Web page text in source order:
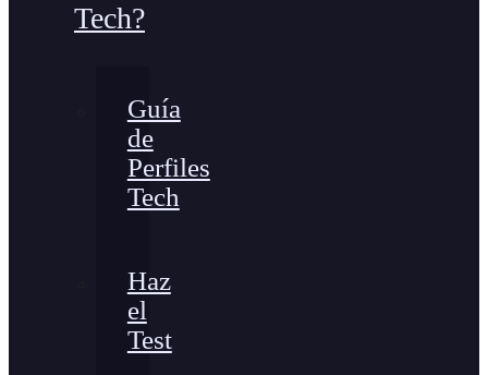
Tech?
Guía
de
Perfiles
Tech
Haz
el
Test